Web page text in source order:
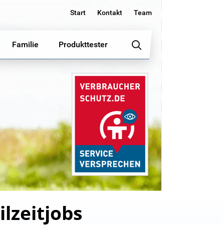
Start Kontakt Team
Familie Produkttester